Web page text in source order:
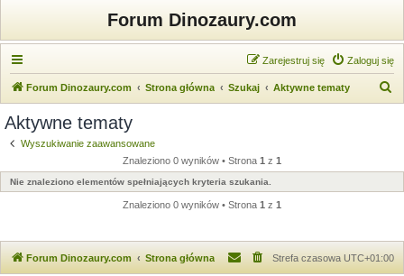
Forum Dinozaury.com
Zaloguj się
Zarejestruj się
Forum Dinozaury.com Strona główna Szukaj Aktywne tematy
a
j
Aktywne tematy
Wyszukiwanie zaawansowane
Znaleziono 0 wyników • Strona 1 z 1
Nie znaleziono elementów spełniających kryteria szukania.
Znaleziono 0 wyników • Strona 1 z 1
Forum Dinozaury.com Strona główna Strefa czasowa UTC+01:00